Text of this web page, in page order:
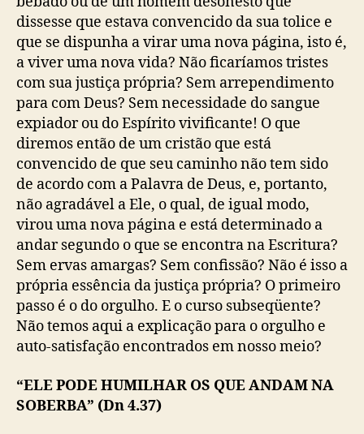
dissesse que estava convencido da sua tolice e
que se dispunha a virar uma nova página, isto é,
a viver uma nova vida? Não ficaríamos tristes
com sua justiça própria? Sem arrependimento
para com Deus? Sem necessidade do sangue
expiador ou do Espírito vivificante! O que
diremos então de um cristão que está
convencido de que seu caminho não tem sido
de acordo com a Palavra de Deus, e, portanto,
não agradável a Ele, o qual, de igual modo,
virou uma nova página e está determinado a
andar segundo o que se encontra na Escritura?
Sem ervas amargas? Sem confissão? Não é isso a
própria essência da justiça própria? O primeiro
passo é o do orgulho. E o curso subseqüente?
Não temos aqui a explicação para o orgulho e
auto-satisfação encontrados em nosso meio?
“ELE PODE HUMILHAR OS QUE ANDAM NA
SOBERBA” (Dn 4.37)